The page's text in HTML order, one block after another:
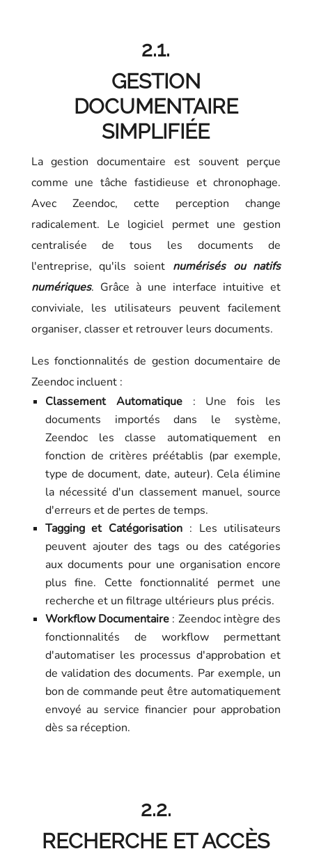
2.1.
GESTION
DOCUMENTAIRE
SIMPLIFIÉE
La gestion documentaire est souvent perçue
comme une tâche fastidieuse et chronophage.
Avec Zeendoc, cette perception change
radicalement. Le logiciel permet une gestion
centralisée de tous les documents de
l'entreprise, qu'ils soient numérisés ou natifs
numériques. Grâce à une interface intuitive et
conviviale, les utilisateurs peuvent facilement
organiser, classer et retrouver leurs documents.
Les fonctionnalités de gestion documentaire de
Zeendoc incluent :
Classement Automatique: Une fois les
documents importés dans le système,
Zeendoc les classe automatiquement en
fonction de critères préétablis (par exemple,
type de document, date, auteur). Cela élimine
la nécessité d'un classement manuel, source
d'erreurs et de pertes de temps.
Tagging et Catégorisation : Les utilisateurs
peuvent ajouter des tags ou des catégories
aux documents pour une organisation encore
plus fine. Cette fonctionnalité permet une
recherche et un filtrage ultérieurs plus précis.
Workflow Documentaire : Zeendoc intègre des
fonctionnalités de workflow permettant
d'automatiser les processus d'approbation et
de validation des documents. Par exemple, un
bon de commande peut être automatiquement
envoyé au service financier pour approbation
dès sa réception.
2.2.
RECHERCHE ET ACCÈS